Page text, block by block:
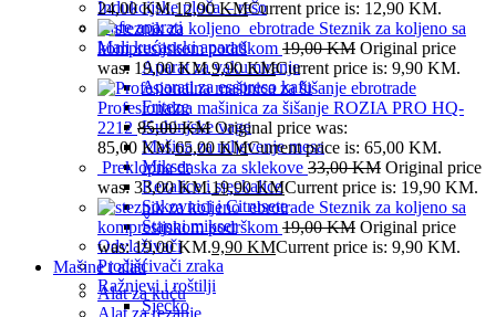
Indukcijske ploča – rešo
Kafe aparati
Mali kućanski aparati
Aparat za vakumiranje
Aparati za esspreso kafu
Friteze
Kuhinjske vage
Mašina za mljevenje mesa
Mikser
Rezalice i sjeckalice
Sokovnici i Citrusete
Štapni mikser
Odvlaživači
Pročišćivači zraka
Ražnjevi i roštilji
Sjecko
24,00 KM.12,90KMCurrent price is: 12,90 KM.
Steznik za koljeno sa
kompresijskom podrškom 19,00KM Original price
was: 19,00 KM.9,90KMCurrent price is: 9,90 KM.
Profesionalna mašinica za šišanje ROZIA PRO HQ-
2212 85,00KM Original price was:
85,00 KM.65,00KMCurrent price is: 65,00 KM.
Preklopna daska za sklekove 33,00KM Original price
was: 33,00 KM.19,90KMCurrent price is: 19,90 KM.
Steznik za koljeno sa
kompresijskom podrškom 19,00KM Original price
was: 19,00 KM.9,90 KMCurrent price is: 9,90 KM.
Mašine i alati
Alat za kuću
Alat za rezanje